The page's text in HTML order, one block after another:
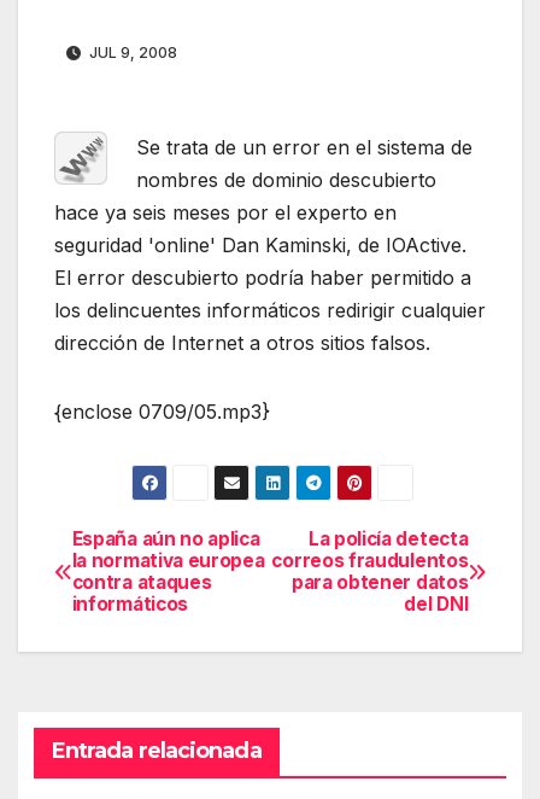
JUL 9, 2008
Se trata de un error en el sistema de
nombres de dominio descubierto
hace ya seis meses por el experto en
seguridad 'online' Dan Kaminski, de IOActive.
El error descubierto podría haber permitido a
los delincuentes informáticos redirigir cualquier
dirección de Internet a otros sitios falsos.
{enclose 0709/05.mp3}
Navegación
de
entradas
La policía detecta
correos fraudulentos
para obtener datos
del DNI
España aún no aplica
la normativa europea
contra ataques
informáticos
Entrada relacionada